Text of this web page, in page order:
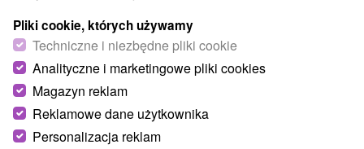
Pliki cookie, których używamy
Techniczne i niezbędne pliki cookie
Analityczne i marketingowe pliki cookies
Magazyn reklam
Reklamowe dane użytkownika
Personalizacja reklam